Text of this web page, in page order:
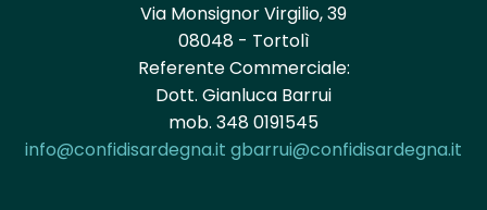
Via Monsignor Virgilio, 39
08048 - Tortolì
Referente Commerciale:
Dott. Gianluca Barrui
mob. 348 0191545
info@confidisardegna.it gbarrui@confidisardegna.it